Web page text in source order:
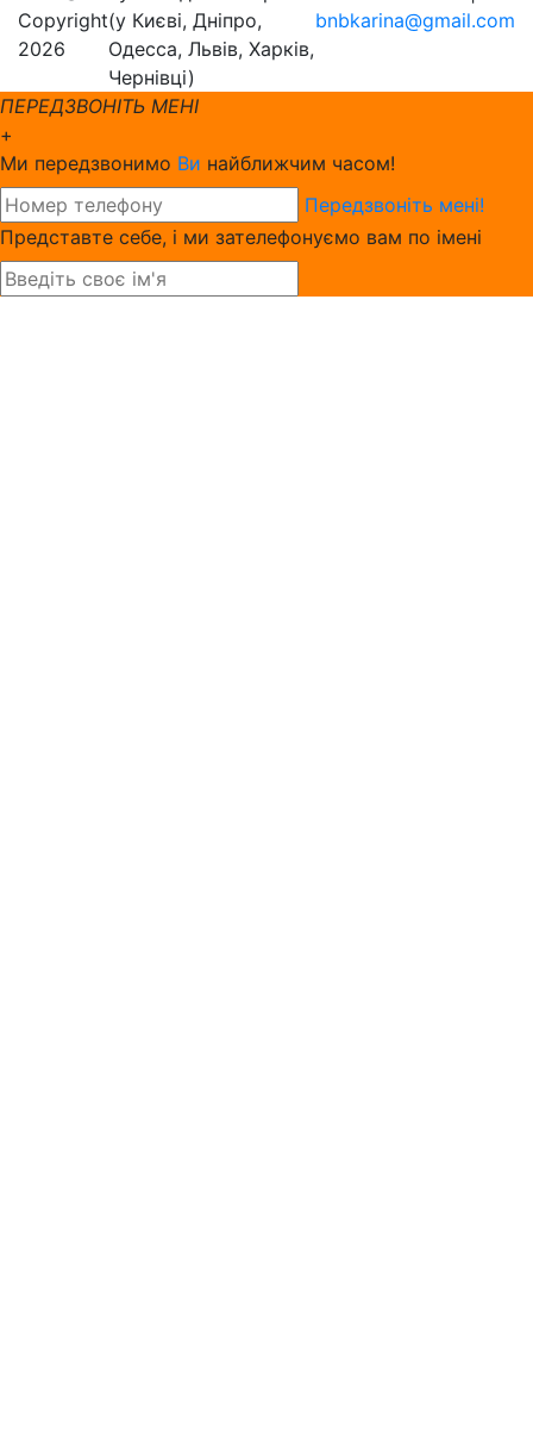
Copyright
2026
(у Києві, Дніпро,
Одесса, Львів, Харків,
Чернівці)
bnbkarina@gmail.com
ПЕРЕДЗВОНІТЬ МЕНІ
+
Ми передзвонимо Ви найближчим часом!
Передзвоніть мені!
Представте себе, і ми зателефонуємо вам по імені